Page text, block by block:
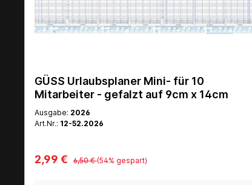
GÜSS Urlaubsplaner Mini- für 10
Mitarbeiter - gefalzt auf 9cm x 14cm
Ausgabe: 2026
Art.Nr.: 12-52.2026
2,99 € 6,50 €(54% gespart)